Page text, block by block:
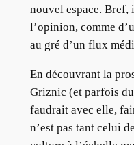
nouvel espace. Bref,
l’opinion, comme
au gré d’un flux
En découvrant la
Griznic (et parfois
faudrait avec elle,
n’est pas tant celui